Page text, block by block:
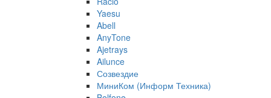
Yaesu
Abell
AnyTone
Ajetrays
Ailunce
Созвездие
МиниКом (Информ Техника)